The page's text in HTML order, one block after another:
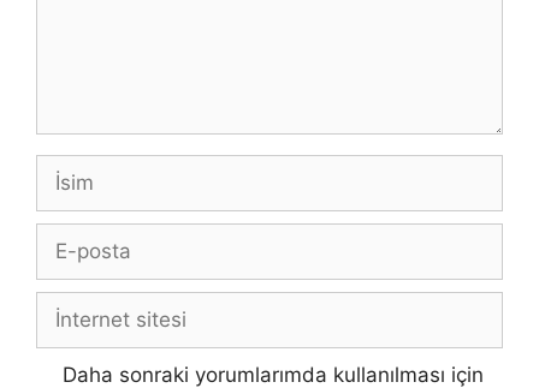
İsim
posta
İnternet
Daha sonraki yorumlarımda kullanılması için